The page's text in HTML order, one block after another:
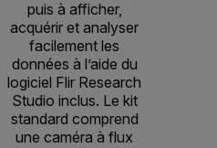
puis à afficher,
acquérir et analyser
facilement les
données à l’aide du
logiciel Flir Research
Studio inclus. Le kit
standard comprend
une caméra à flux